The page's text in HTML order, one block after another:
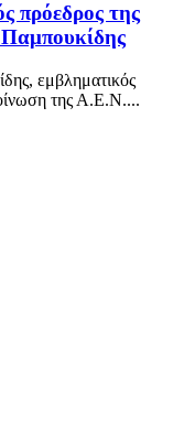
πρόεδρος της
εμβληματικός
της Α.Ε.Ν....